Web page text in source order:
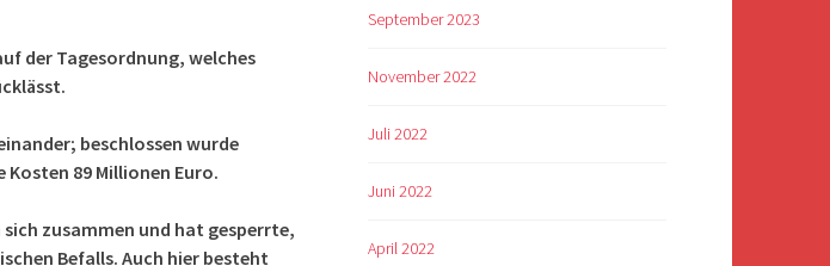
der Tagesordnung, welches
beschlossen wurde
89 Millionen Euro.
zusammen und hat gesperrte,
Befalls. Auch hier besteht
September 2023
November 2022
Juli 2022
Juni 2022
April 2022